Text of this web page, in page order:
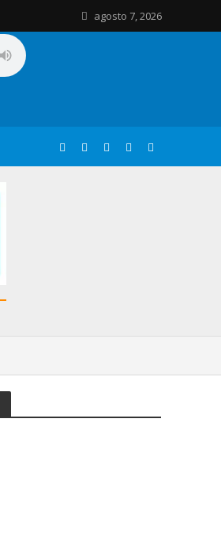
agosto 7, 2026